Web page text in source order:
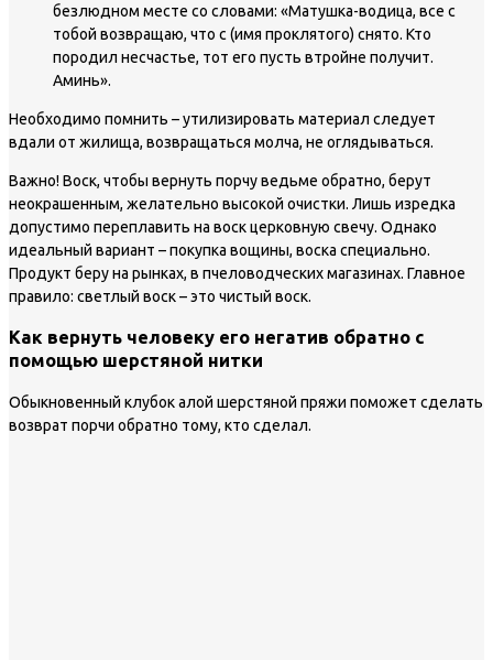
безлюдном месте со словами: «Матушка-водица, все с
тобой возвращаю, что с (имя проклятого) снято. Кто
породил несчастье, тот его пусть втройне получит.
Аминь».
Необходимо помнить – утилизировать материал следует
вдали от жилища, возвращаться молча, не оглядываться.
Важно!Воск, чтобы вернуть порчу ведьме обратно, берут
неокрашенным, желательно высокой очистки. Лишь изредка
допустимо переплавить на воск церковную свечу. Однако
идеальный вариант – покупка вощины, воска специально.
Продукт беру на рынках, в пчеловодческих магазинах. Главное
правило: светлый воск – это чистый воск.
Как вернуть человеку его негатив обратно с
помощью шерстяной нитки
Обыкновенный клубок алой шерстяной пряжи поможет сделать
возврат порчи обратно тому, кто сделал.